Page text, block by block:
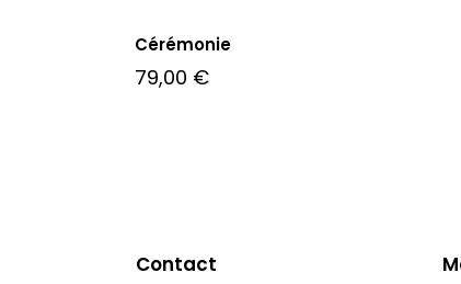
Cérémonie
79,00 €
Contact